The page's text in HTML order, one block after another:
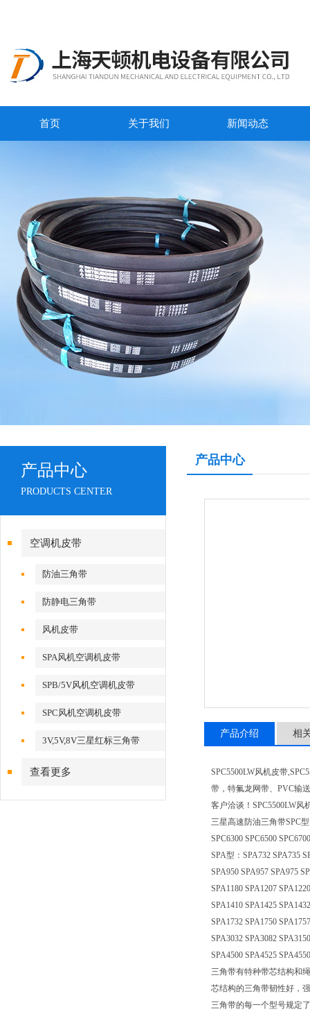
首页 关于我们 新闻动态
产品中心
PRODUCTS CENTER
空调机皮带
防油三角带
防静电三角带
风机皮带
SPA风机空调机皮带
SPB/5V风机空调机皮带
SPC风机空调机皮带
3V,5V,8V三星红标三角带
查看更多
产品中心
产品介绍 相
SPC5500LW风机皮带
带，特氟龙网带、PVC输
客户洽谈！SPC5500LW风
三星高速防油三角带SPC型
SPC6300 SPC6500
SPA型：SPA732 SPA735
SPA950 SPA957 SPA975
SPA1180 SPA1207
SPA1410 SPA1425
SPA1732 SPA1750
SPA3032 SPA3082
SPA4500 SPA4525 SPA4550
三角带有特种带芯结构和
芯结构的三角带韧性好，
三角带的每一个型号规定